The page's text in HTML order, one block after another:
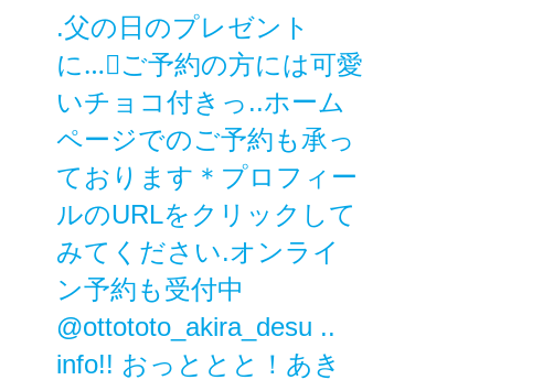
.父の日のプレゼント
に…🏻️ご予約の方には可愛
いチョコ付きっ..ホーム
ページでのご予約も承っ
ております＊プロフィー
ルのURLをクリックして
みてください.オンライ
ン予約も受付中
@ottototo_akira_desu ..
info!! おっととと！あき